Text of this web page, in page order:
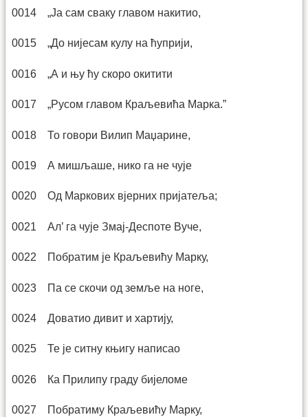
0014 „Ја сам сваку главом накитио,
0015 „До нијесам кулу на ћуприји,
0016 „А и њу ћу скоро окитити
0017 „Русом главом Краљевића Марка.”
0018 То говори Вилип Маџарине,
0019 А мишљаше, нико га не чује
0020 Од Маркових вјерних пријатеља;
0021 Ал’ га чује Змај-Деспоте Вуче,
0022 Побратим је Краљевићу Марку,
0023 Па се скочи од земље на ноге,
0024 Доватио дивит и хартију,
0025 Те је ситну књигу написао
0026 Ка Прилипу граду бијеломе
0027 Побратиму Краљевићу Марку,